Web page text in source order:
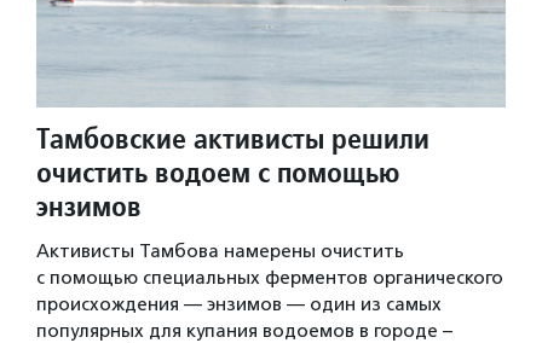
Тамбовские активисты решили
очистить водоем с помощью
энзимов
Активисты Тамбова намерены очистить
с помощью специальных ферментов органического
происхождения — энзимов — один из самых
популярных для купания водоемов в городе –